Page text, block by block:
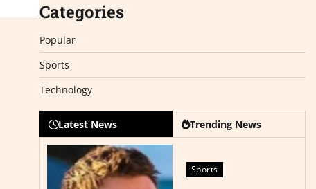
Categories
Popular
Sports
Technology
Latest News Trending News
Sports